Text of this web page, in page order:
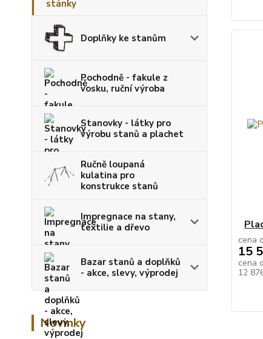
Doplňky ke stanům
Pochodně - fakule z
vosku, ruční výroba
Stanovky - látky pro
výrobu stanů a plachet
Ručně loupaná
kulatina pro
konstrukce stanů
Impregnace na stany,
textilie a dřevo
Bazar stanů a doplňků
- akce, slevy, výprodej
Novinky
cena
15
cena
12